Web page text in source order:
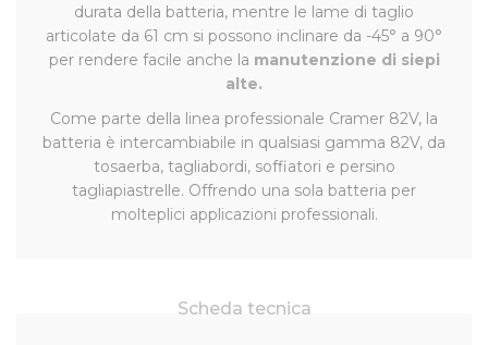
durata della batteria, mentre le lame di taglio
articolate da 61 cm si possono inclinare da -45° a 90°
per rendere facile anche la manutenzione di siepi
alte.
Come parte della linea professionale Cramer 82V, la
batteria è intercambiabile in qualsiasi gamma 82V, da
tosaerba, tagliabordi, soffiatori e persino
tagliapiastrelle. Offrendo una sola batteria per
molteplici applicazioni professionali.
Scheda tecnica